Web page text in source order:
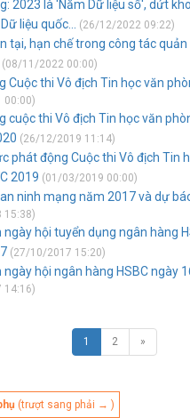
2023 là 'Năm Dữ liệu số', dứt
liệu quốc... (26/12/2022 09:22)
tại, hạn chế trong công tác
(08/11/2022 00:00)
Cuộc thi Vô địch Tin học văn
00:00)
cuộc thi Vô địch Tin học văn
(26/12/2019 11:14)
phát động Cuộc thi Vô địch Tin
2019 (01/03/2019 00:00)
ninh mạng năm 2017 và dự
15:38)
ngày hội tuyển dụng ngân hàng
(27/10/2017 15:20)
ngày hội ngân hàng HSBC ngày
14:16)
1 2 »
(trượt sang phải → )